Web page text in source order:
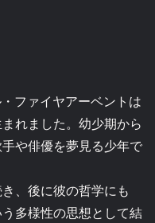
ファイヤアーベントは
れました。幼少期から
や俳優を夢見る少年で
、後に彼の哲学にも
多様性の思想として結